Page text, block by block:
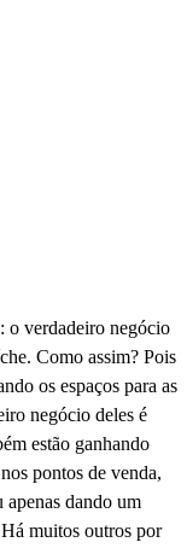
o verdadeiro negócio
Como assim? Pois
os espaços para as
negócio deles é
estão ganhando
pontos de venda,
apenas dando um
muitos outros por